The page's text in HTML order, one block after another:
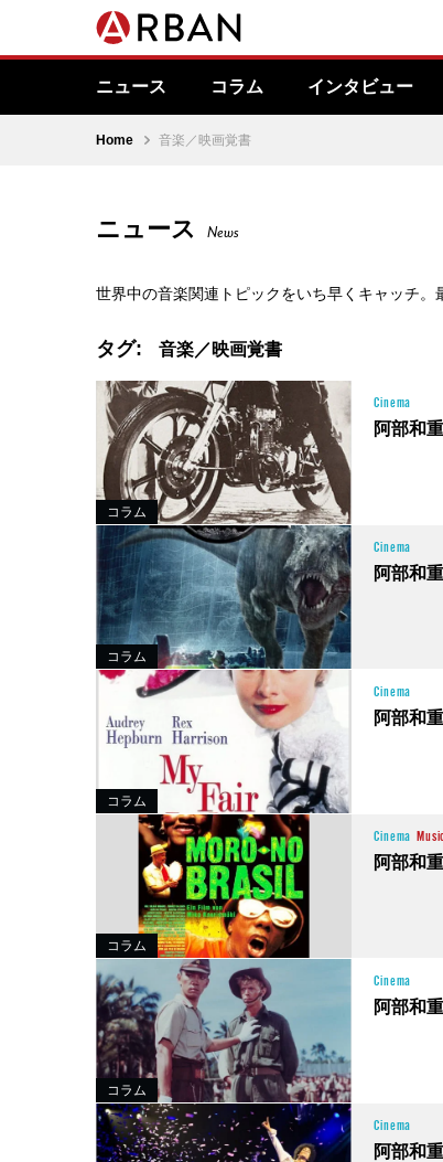
ニュース コラム インタビュー
Home 音楽／映画覚書
ニュース News
世界中の音楽関連トピックをいち早くキャッチ。
タグ: 音楽／映画覚書
コラム
Cinema
阿部和
コラム
Cinema
阿部和
コラム
Cinema
阿部和
コラム
Cinema
阿部和
コラム
Cinema
阿部和
Cinema
阿部和